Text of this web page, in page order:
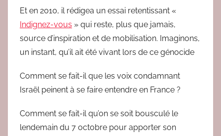
Et en 2010, il rédigea un essai retentissant «
Indignez-vous » qui reste, plus que jamais,
source d’inspiration et de mobilisation. Imaginons,
un instant, qu’il ait été vivant lors de ce génocide
Comment se fait-il que les voix condamnant
Israël peinent à se faire entendre en France ?
Comment se fait-il qu’on se soit bousculé le
lendemain du 7 octobre pour apporter son